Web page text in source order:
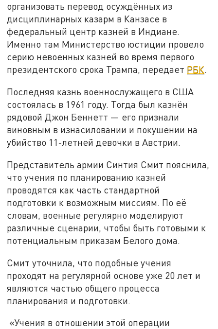
организовать перевод осуждённых из
дисциплинарных казарм в Канзасе в
федеральный центр казней в Индиане.
Именно там Министерство юстиции провело
серию невоенных казней во время первого
президентского срока Трампа, передает РБК.
Последняя казнь военнослужащего в США
состоялась в 1961 году. Тогда был казнён
рядовой Джон Беннетт — его признали
виновным в изнасиловании и покушении на
убийство 11‑летней девочки в Австрии.
Представитель армии Синтия Смит пояснила,
что учения по планированию казней
проводятся как часть стандартной
подготовки к возможным миссиям. По её
словам, военные регулярно моделируют
различные сценарии, чтобы быть готовыми к
потенциальным приказам Белого дома.
Смит уточнила, что подобные учения
проходят на регулярной основе уже 20 лет и
являются частью общего процесса
планирования и подготовки.
«Учения в отношении этой операции